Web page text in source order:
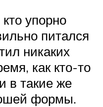
упорно
питался
никаких
как кто-то
в такие же
формы.